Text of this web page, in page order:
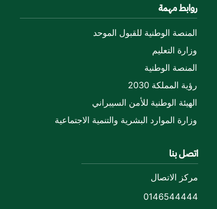
روابط مهمة
المنصة الوطنية للقبول الموحد
وزارة التعليم
المنصة الوطنية
رؤية المملكة 2030
الهيئة الوطنية للأمن السيبراني
وزارة الموارد البشرية والتنمية الاجتماعية
اتصل بنا
مركز الاتصال
0146544444